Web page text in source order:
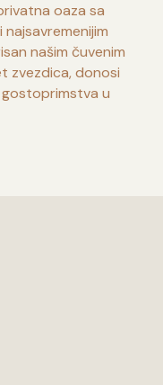
oaza sa
našim čuvenim
zvezdica, donosi
u